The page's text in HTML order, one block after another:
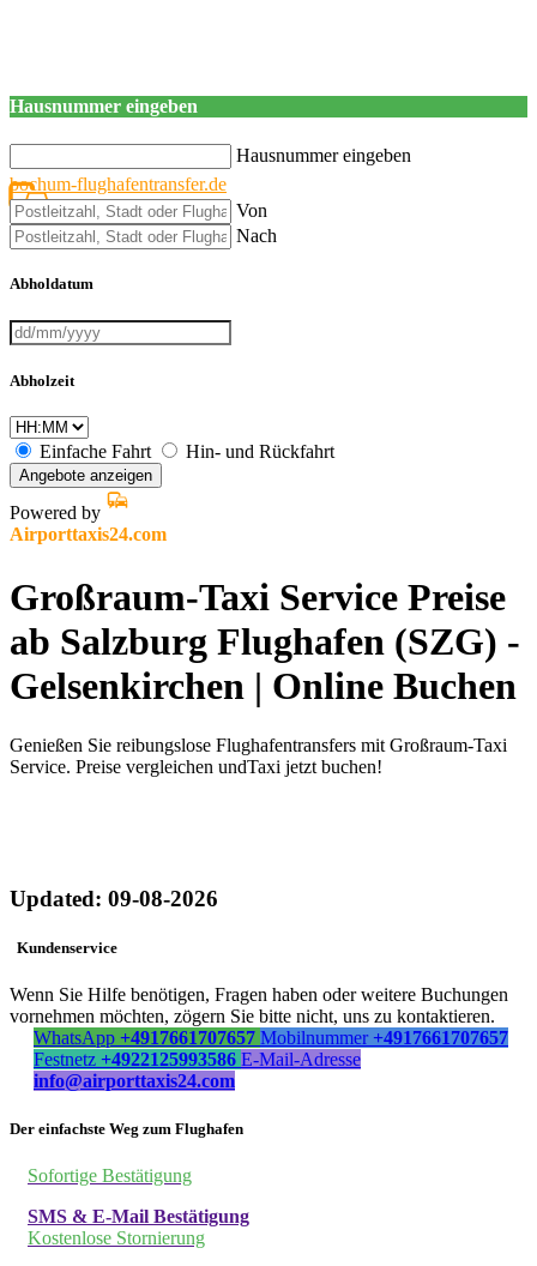
Hausnummer eingeben
Hausnummer eingeben
bochum-flughafentransfer.de
Von
Nach
Abholdatum
Abholzeit
Einfache Fahrt Hin- und Rückfahrt
Angebote anzeigen
Powered by
Airporttaxis24.com
Großraum-Taxi Service Preise
ab Salzburg Flughafen (SZG) -
Gelsenkirchen | Online Buchen
Genießen Sie reibungslose Flughafentransfers mit Großraum-Taxi
Service. Preise vergleichen undTaxi jetzt buchen!
Updated: 09-08-2026
Kundenservice
Wenn Sie Hilfe benötigen, Fragen haben oder weitere Buchungen
vornehmen möchten, zögern Sie bitte nicht, uns zu kontaktieren.
WhatsApp +4917661707657 Mobilnummer +4917661707657
Festnetz +4922125993586 E-Mail-Adresse
info@airporttaxis24.com
Der einfachste Weg zum Flughafen
Sofortige Bestätigung
SMS & E-Mail Bestätigung
Kostenlose Stornierung